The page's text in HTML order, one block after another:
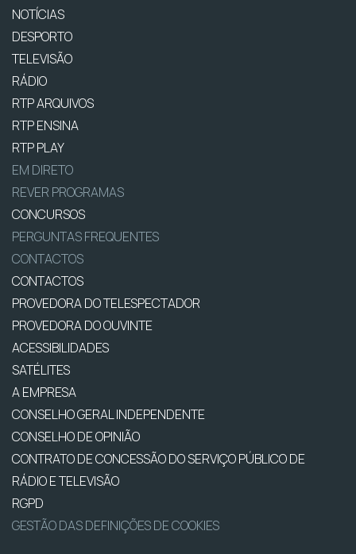
NOTÍCIAS
DESPORTO
TELEVISÃO
RÁDIO
RTP ARQUIVOS
RTP ENSINA
RTP PLAY
EM DIRETO
REVER PROGRAMAS
CONCURSOS
PERGUNTAS FREQUENTES
CONTACTOS
CONTACTOS
PROVEDORA DO TELESPECTADOR
PROVEDORA DO OUVINTE
ACESSIBILIDADES
SATÉLITES
A EMPRESA
CONSELHO GERAL INDEPENDENTE
CONSELHO DE OPINIÃO
CONTRATO DE CONCESSÃO DO SERVIÇO PÚBLICO DE
RÁDIO E TELEVISÃO
RGPD
GESTÃO DAS DEFINIÇÕES DE COOKIES